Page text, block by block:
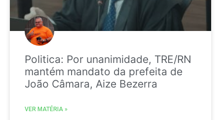
Politica: Por unanimidade, TRE/RN
mantém mandato da prefeita de
João Câmara, Aize Bezerra
VER MATÉRIA »